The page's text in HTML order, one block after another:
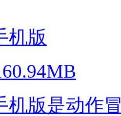
机版
机版是动作